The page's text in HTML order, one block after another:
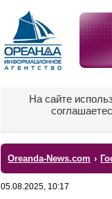
На сайте
Oreanda-News.com ›
05.08.2025, 10:17